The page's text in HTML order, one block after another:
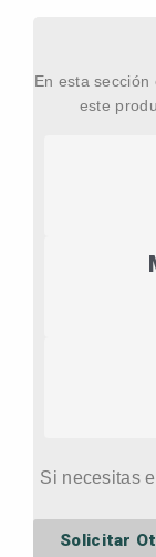
En esta
este
Si necesitas
Solicitar